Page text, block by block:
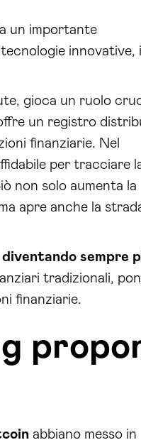
un importante
innovative,
gioca un ruolo
un registro
finanziarie. Nel
per tracciare
non solo aumenta la
apre anche la
sempre
tradizionali,
finanziarie.
abbiano messo in